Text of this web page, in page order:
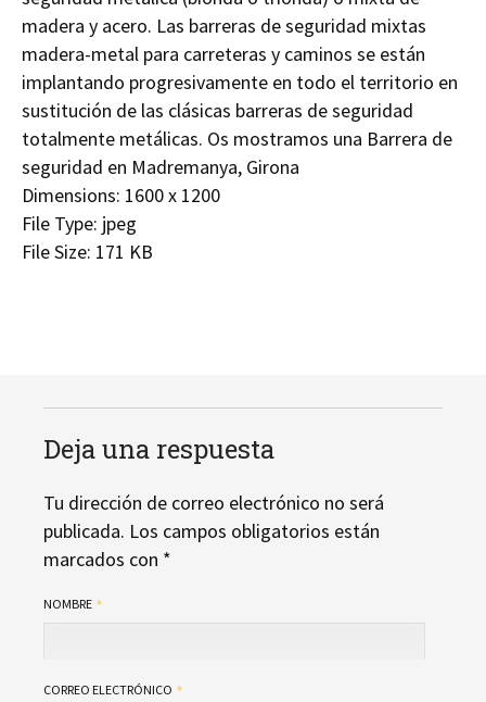
madera y acero. Las barreras de seguridad mixtas
madera-metal para carreteras y caminos se están
implantando progresivamente en todo el territorio en
sustitución de las clásicas barreras de seguridad
totalmente metálicas. Os mostramos una Barrera de
seguridad en Madremanya, Girona
Dimensions: 1600 x 1200
File Type: jpeg
File Size: 171 KB
Deja una respuesta
Tu dirección de correo electrónico no será
publicada. Los campos obligatorios están
marcados con *
NOMBRE
CORREO ELECTRÓNICO